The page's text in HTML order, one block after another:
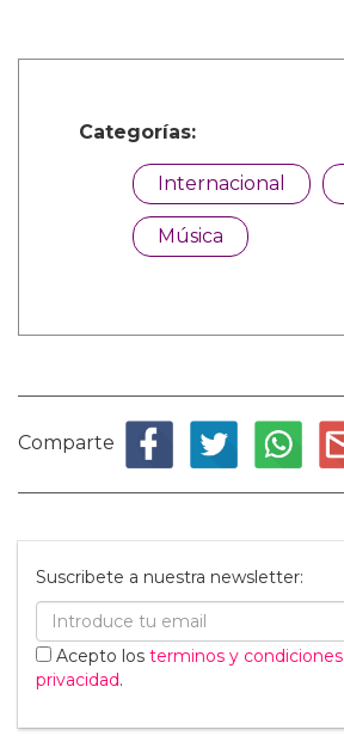
Categorías:
Internacional
Música
Comparte
Suscribete a nuestra newsletter:
Acepto los terminos y condiciones
privacidad.